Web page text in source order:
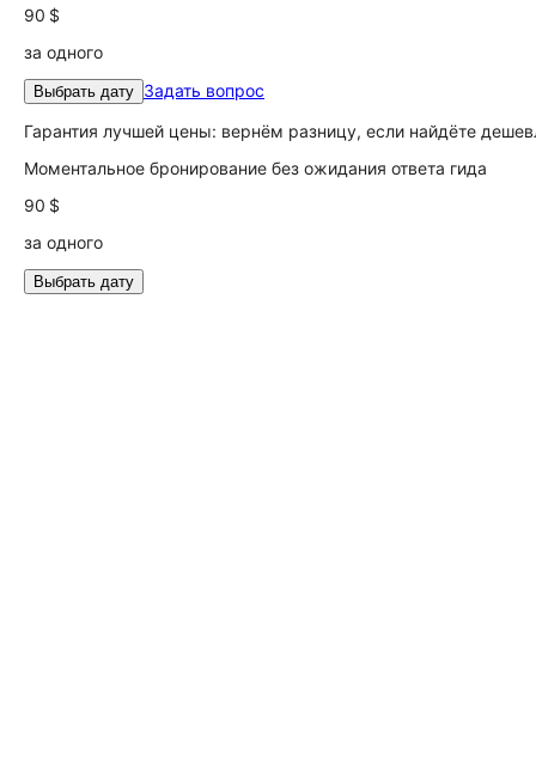
90 $
за одного
Выбрать дату Задать вопрос
Гарантия лучшей цены: вернём разницу, если найдёте
Моментальное бронирование без ожидания ответа гида
90 $
за одного
Выбрать дату